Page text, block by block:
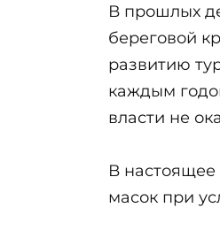
В прошлых
береговой
развитию
каждым
власти не
В настоящее
масок при